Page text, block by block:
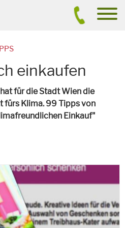
einkaufen
für die Stadt Wien die
fürs Klima. 99 Tipps von
Einkauf"